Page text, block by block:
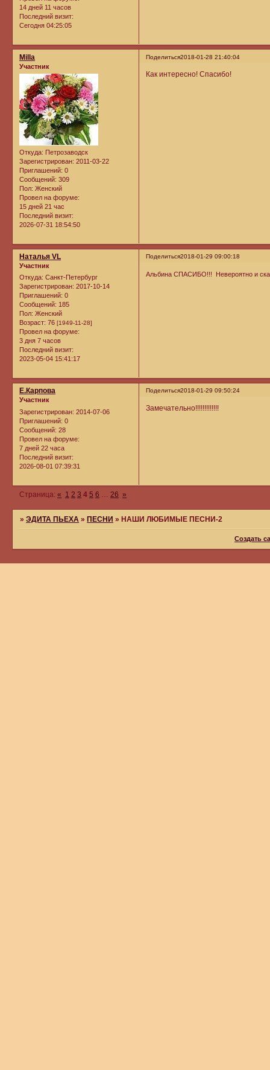
14 дней 11 часов
Последний визит:
Сегодня 04:25:05
Поделиться2018-01-28 21:40:04
Milla
Участник
Откуда: Петрозаводск
Зарегистрирован: 2011-03-22
Приглашений: 0
Сообщений: 309
Пол: Женский
Провел на форуме:
15 дней 21 час
Последний визит:
2026-07-31 18:54:50
Как интересно! Спасибо!
Поделиться2018-01-29 09:00:18
Наталья VL
Участник
Откуда: Санкт-Петербург
Зарегистрирован: 2017-10-14
Приглашений: 0
Сообщений: 185
Пол: Женский
Возраст: 76 [1949-11-28]
Провел на форуме:
3 дня 7 часов
Последний визит:
2023-05-04 15:41:17
Альбина СПАСИБО!!! Невероятно и
Поделиться2018-01-29 09:50:24
Е.Карпова
Участник
Зарегистрирован: 2014-07-06
Приглашений: 0
Сообщений: 28
Провел на форуме:
7 дней 22 часа
Последний визит:
2026-08-01 07:39:31
Замечательно!!!!!!!!!!!!!
Страница:« 1 2 3 4 5 6 26 »
»ЭДИТА ПЬЕХА » ПЕСНИ » НАШИ ЛЮБИМЫЕ ПЕСНИ-2
Создать